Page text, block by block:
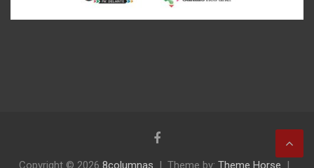
Copyright © 2026 8columnas Theme by: Theme Horse